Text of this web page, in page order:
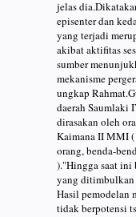
jelas
episenter dan
yang terjadi
akibat aktifitas
sumber
mekanisme
ungkap
daerah Saumlaki
dirasakan oleh
Kaimana II MMI (
orang, benda-
)."Hingga saat ini
yang ditimbulkan
Hasil pemodelan
tidak berpotensi